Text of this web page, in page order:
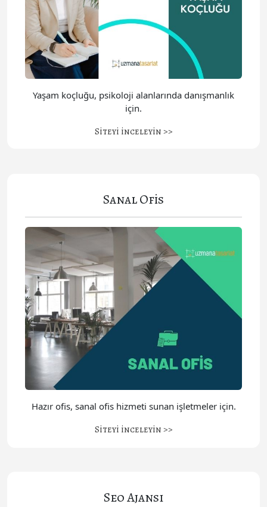
Yaşam koçluğu, psikoloji alanlarında danışmanlık
için.
Siteyi inceleyin >>
Sanal Ofis
Hazır ofis, sanal ofis hizmeti sunan işletmeler için.
Siteyi inceleyin >>
Seo Ajansı